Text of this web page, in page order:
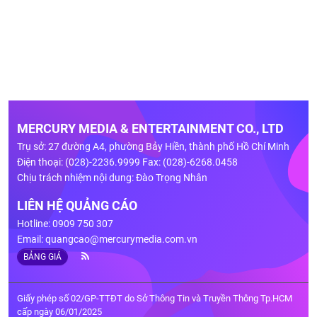
MERCURY MEDIA & ENTERTAINMENT CO., LTD
Trụ sở: 27 đường A4, phường Bảy Hiền, thành phố Hồ Chí Minh
Điện thoại: (028)-2236.9999 Fax: (028)-6268.0458
Chịu trách nhiệm nội dung: Đào Trọng Nhân
LIÊN HỆ QUẢNG CÁO
Hotline: 0909 750 307
Email:quangcao@mercurymedia.com.vn
BẢNG GIÁ
Giấy phép số 02/GP-TTĐT do Sở Thông Tin và Truyền Thông Tp.HCM
cấp ngày 06/01/2025